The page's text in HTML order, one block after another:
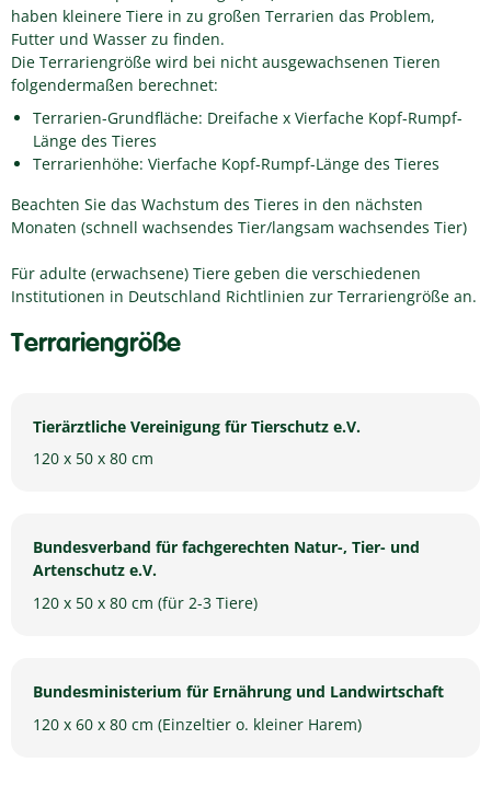
haben kleinere Tiere in zu großen Terrarien das Problem,
Futter und Wasser zu finden.
Die Terrariengröße wird bei nicht ausgewachsenen Tieren
folgendermaßen berechnet:
Terrarien-Grundfläche: Dreifache x Vierfache Kopf-Rumpf-
Länge des Tieres
Terrarienhöhe: Vierfache Kopf-Rumpf-Länge des Tieres
Beachten Sie das Wachstum des Tieres in den nächsten
Monaten (schnell wachsendes Tier/langsam wachsendes Tier)
Für adulte (erwachsene) Tiere geben die verschiedenen
Institutionen in Deutschland Richtlinien zur Terrariengröße an.
Terrariengröße
Tierärztliche Vereinigung für Tierschutz e.V.
120 x 50 x 80 cm
Bundesverband für fachgerechten Natur-, Tier- und
Artenschutz e.V.
120 x 50 x 80 cm (für 2-3 Tiere)
Bundesministerium für Ernährung und Landwirtschaft
120 x 60 x 80 cm (Einzeltier o. kleiner Harem)